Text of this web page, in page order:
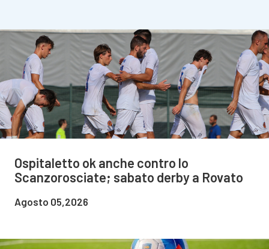
Ospitaletto ok anche contro lo
Scanzorosciate; sabato derby a Rovato
Agosto 05,2026